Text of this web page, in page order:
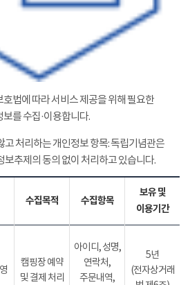
법에 따라 서비스 제공을 위해 필요한
를 수집·이용합니다.
고 처리하는 개인정보 항목: 독립기념관은
보추제의 동의 없이 처리하고 있습니다.
수집목적 수집항목
보유 및
이용기간
캠핑장 예약
및 결제 처리
아이디, 성명,
연락처,
주문내역,
5년
(전자상거래